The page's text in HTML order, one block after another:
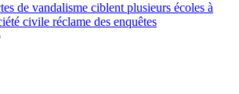
de vandalisme ciblent plusieurs écoles à
civile réclame des enquêtes